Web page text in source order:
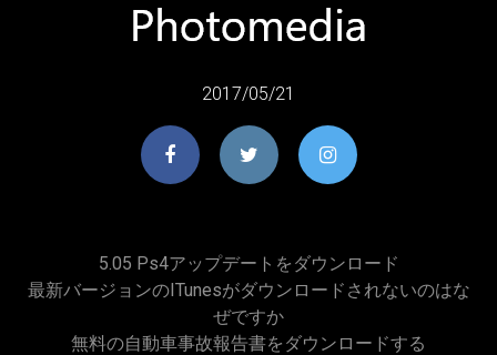
2017/05/21
5.05 Ps4アップデートをダウンロード
最新バージョンのiTunesがダウンロードされないのはな
ぜですか
無料の自動車事故報告書をダウンロードする